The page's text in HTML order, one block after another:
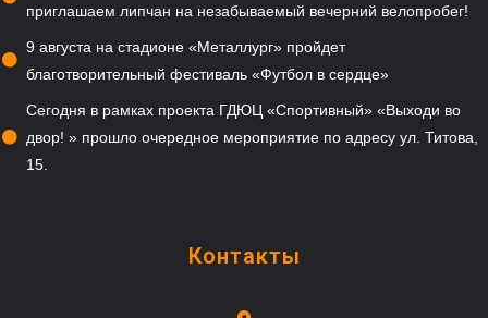
приглашаем липчан на незабываемый вечерний велопробег!
9 августа на стадионе «Металлург» пройдет
благотворительный фестиваль «Футбол в сердце»
Сегодня в рамках проекта ГДЮЦ «Спортивный» «Выходи во
двор! » прошло очередное мероприятие по адресу ул. Титова,
15.
Контакты